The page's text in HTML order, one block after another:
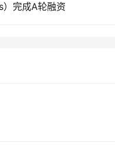
完成A轮融资